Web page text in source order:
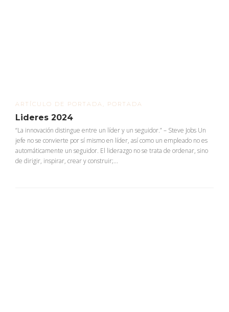
ARTÍCULO DE PORTADA PORTADA
Lideres 2024
“La innovación distingue entre un líder y un seguidor.” – Steve Jobs Un
jefe no se convierte por sí mismo en líder, así como un empleado no es
automáticamente un seguidor. El liderazgo no se trata de ordenar, sino
de dirigir, inspirar, crear y construir;...